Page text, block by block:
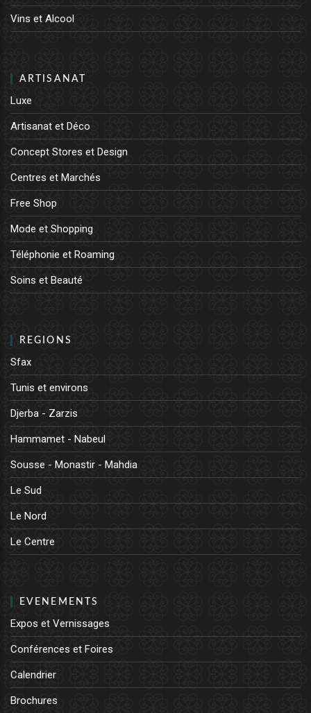
Vins et Alcool
ARTISANAT
Luxe
Artisanat et Déco
Concept Stores et Design
Centres et Marchés
Free Shop
Mode et Shopping
Téléphonie et Roaming
Soins et Beauté
REGIONS
Sfax
Tunis et environs
Djerba - Zarzis
Hammamet - Nabeul
Sousse - Monastir - Mahdia
Le Sud
Le Nord
Le Centre
EVENEMENTS
Expos et Vernissages
Conférences et Foires
Calendrier
Brochures